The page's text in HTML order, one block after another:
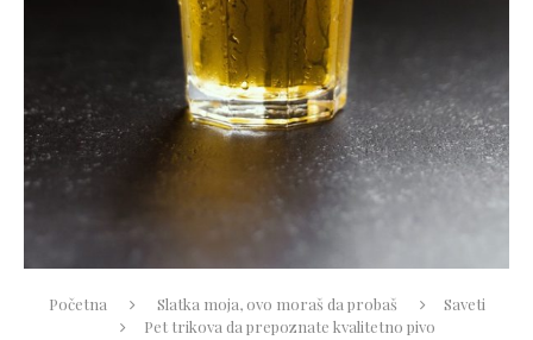
Početna Slatka moja, ovo moraš da probaš
Saveti
Pet trikova da prepoznate kvalitetno pivo